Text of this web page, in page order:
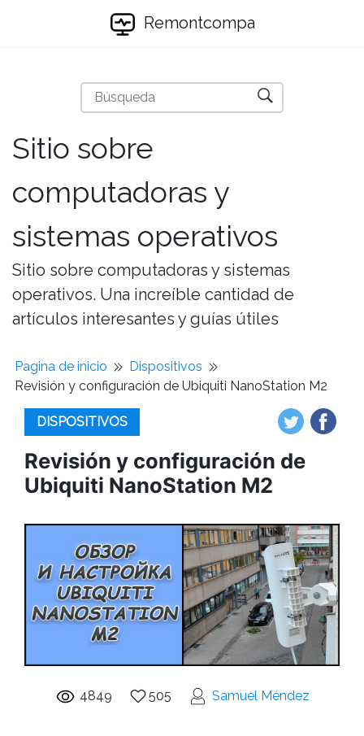
Remontcompa
Sitio sobre
computadoras y
sistemas operativos
Sitio sobre computadoras y sistemas
operativos. Una increíble cantidad de
artículos interesantes y guías útiles
Pagina de inicio
Dispositivos
Revisión y configuración de Ubiquiti NanoStation M2
DISPOSITIVOS
Revisión y configuración de
Ubiquiti NanoStation M2
4849 505 Samuel Méndez